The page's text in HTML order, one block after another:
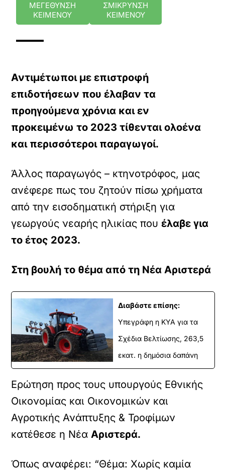
ΜΕΓΕΘΥΝΣΗ
ΚΕΙΜΕΝΟΥ
ΣΜΙΚΡΥΝΣΗ
ΚΕΙΜΕΝΟΥ
Αντιμέτωποι με επιστροφή
επιδοτήσεων που έλαβαν τα
προηγούμενα χρόνια και εν
προκειμένω το 2023 τίθενται ολοένα
και περισσότεροι παραγωγοί.
Άλλος παραγωγός – κτηνοτρόφος, μας
ανέφερε πως του ζητούν πίσω χρήματα
από την εισοδηματική στήριξη για
γεωργούς νεαρής ηλικίας πουέλαβε για
το έτος 2023.
Στη βουλή το θέμα από τη Νέα Αριστερά
Διαβάστε επίσης:
Υπεγράφη η ΚΥΑ για τα
Σχέδια Βελτίωσης, 263,5
εκατ. η δημόσια δαπάνη
Ερώτηση προς τους υπουργούς Εθνικής
Οικονομίας και Οικονομικών και
Αγροτικής Ανάπτυξης & Τροφίμων
κατέθεσε η ΝέαΑριστερά.
Όπως αναφέρει: “Θέμα: Χωρίς καμία